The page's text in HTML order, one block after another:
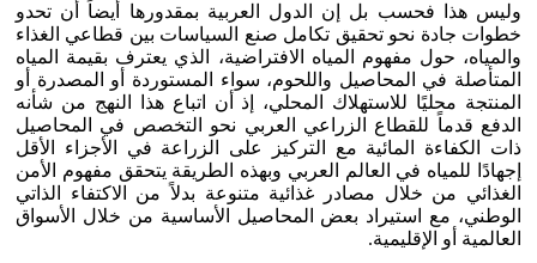
وليس هذا فحسب بل إن الدول العربية بمقدورها أيضاً أن تحدو
خطوات جادة نحو تحقيق تكامل صنع السياسات بين قطاعي الغذاء
والمياه، حول مفهوم المياه الافتراضية، الذي يعترف بقيمة المياه
المتأصلة في المحاصيل واللحوم، سواء المستوردة أو المصدرة أو
المنتجة محليًا للاستهلاك المحلي، إذ أن اتباع هذا النهج من شأنه
الدفع قدماً للقطاع الزراعي العربي نحو التخصص في المحاصيل
ذات الكفاءة المائية مع التركيز على الزراعة في الأجزاء الأقل
إجهادًا للمياه في العالم العربي وبهذه الطريقة يتحقق مفهوم الأمن
الغذائي من خلال مصادر غذائية متنوعة بدلاً من الاكتفاء الذاتي
الوطني، مع استيراد بعض المحاصيل الأساسية من خلال الأسواق
العالمية أو الإقليمية.